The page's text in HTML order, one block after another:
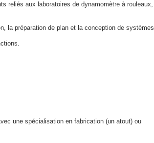
reliés aux laboratoires de dynamomètre à rouleaux,
la préparation de plan et la conception de systèmes
une spécialisation en fabrication (un atout) ou